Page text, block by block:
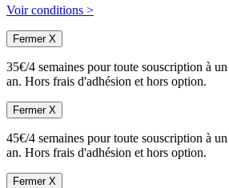
Voir conditions >
Fermer X
35€/4 semaines pour toute souscription à
an. Hors frais d'adhésion et hors option.
Fermer X
45€/4 semaines pour toute souscription à
an. Hors frais d'adhésion et hors option.
Fermer X